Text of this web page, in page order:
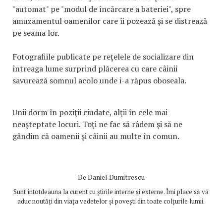
"automat" pe "modul de încărcare a bateriei", spre
amuzamentul oamenilor care îi pozează şi se distrează
pe seama lor.
Fotografiile publicate pe reţelele de socializare din
întreaga lume surprind plăcerea cu care câinii
savurează somnul acolo unde i-a răpus oboseala.
Unii dorm în poziţii ciudate, alţii în cele mai
neaşteptate locuri. Toţi ne fac să râdem şi să ne
gândim că oamenii şi câinii au multe în comun.
De Daniel Dumitrescu
Sunt întotdeauna la curent cu știrile interne și externe. Îmi place să vă
aduc noutăți din viața vedetelor și povești din toate colțurile lumii.